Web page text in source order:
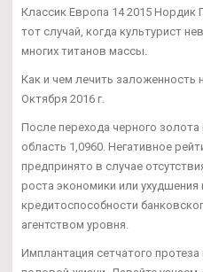
Классик Европа 14 2015
тот случай, когда культурист
многих титанов массы.
Как и чем лечить заложенность
Октября 2016 г.
После перехода черного
область 1,0960. Негативное
предпринято в случае
роста экономики или ухудшения
кредитоспособности
агентством уровня.
Имплантация сетчатого